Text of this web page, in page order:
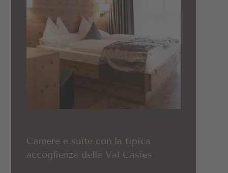
Camere e suite con la tipica
accoglienza della Val Casies